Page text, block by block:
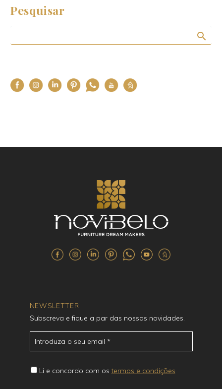
Pesquisar
NEWSLETTER
Subscreva e fique a par das nossas novidades.
Li e concordo com ostermos e condições